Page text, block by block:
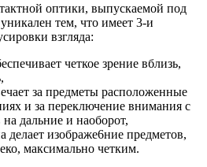
оптики, выпускаемой под
тем, что имеет 3-и
взгляда:
четкое зрение вблизь,
за предметы расположенные
и за переключение внимания с
дальние и наоборот,
делает изображе6ние предметов,
максимально четким.